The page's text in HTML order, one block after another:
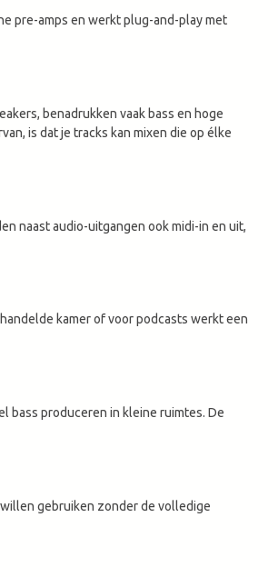
pre-amps en werkt plug-and-play met
benadrukken vaak bass en hoge
is dat je tracks kan mixen die op élke
naast audio-uitgangen ook midi-in en uit,
kamer of voor podcasts werkt een
bass produceren in kleine ruimtes. De
gebruiken zonder de volledige